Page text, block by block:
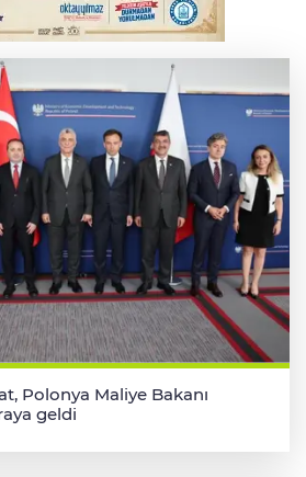
piyasada altın fiyatları...
Polonya Maliye Bakanı
geldi